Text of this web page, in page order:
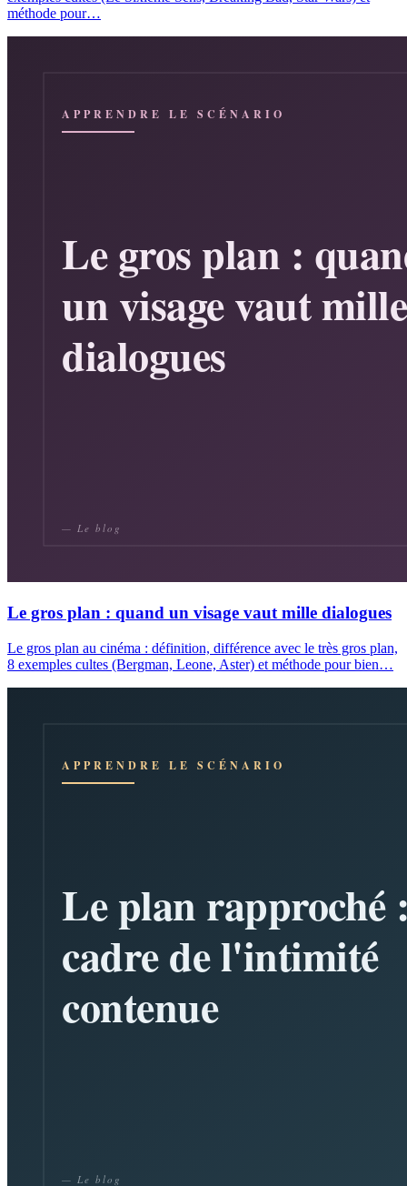
méthode pour…
Le gros plan : quand un visage vaut mille dialogues
Le gros plan au cinéma : définition, différence avec le très gros plan,
8 exemples cultes (Bergman, Leone, Aster) et méthode pour bien…